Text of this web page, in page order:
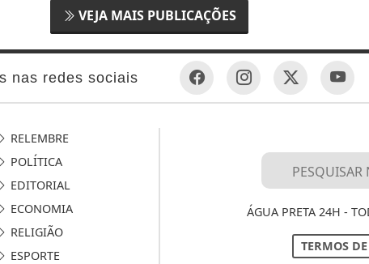
VEJA MAIS PUBLICAÇÕES
nas redes sociais
RELEMBRE
POLÍTICA
EDITORIAL
ECONOMIA
RELIGIÃO
ESPORTE
ÁGUA PRETA 24H -
TERMOS